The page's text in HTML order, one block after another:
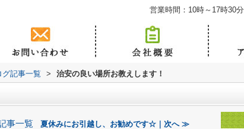
営業時間：10時～17時30分
記事一覧 > 治安の良い場所お教えします！
事一覧 夏休みにお引越し、お勧めです☆｜次へ ≫